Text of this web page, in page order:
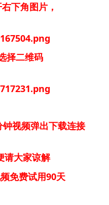
图片，
维码
弹出下载连接
请大家谅解
费试用90天